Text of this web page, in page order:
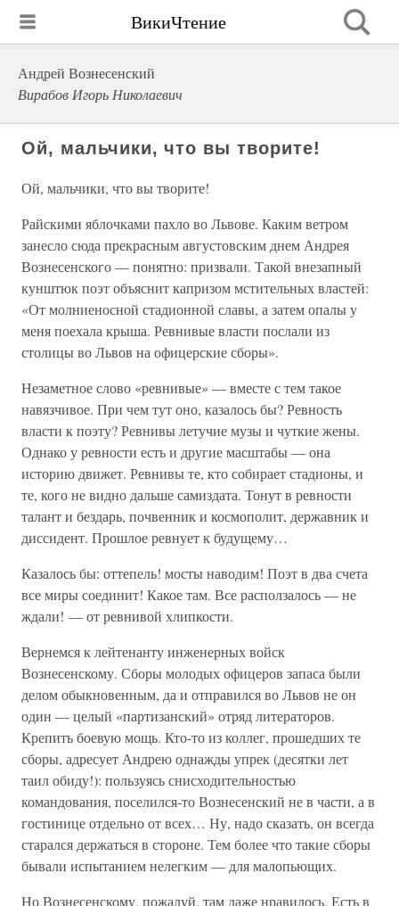
ВикиЧтение
Андрей Вознесенский
Вирабов Игорь Николаевич
Ой, мальчики, что вы творите!
Ой, мальчики, что вы творите!
Райскими яблочками пахло во Львове. Каким ветром
занесло сюда прекрасным августовским днем Андрея
Вознесенского — понятно: призвали. Такой внезапный
кунштюк поэт объяснит капризом мстительных властей:
«От молниеносной стадионной славы, а затем опалы у
меня поехала крыша. Ревнивые власти послали из
столицы во Львов на офицерские сборы».
Незаметное слово «ревнивые» — вместе с тем такое
навязчивое. При чем тут оно, казалось бы? Ревность
власти к поэту? Ревнивы летучие музы и чуткие жены.
Однако у ревности есть и другие масштабы — она
историю движет. Ревнивы те, кто собирает стадионы, и
те, кого не видно дальше самиздата. Тонут в ревности
талант и бездарь, почвенник и космополит, державник и
диссидент. Прошлое ревнует к будущему…
Казалось бы: оттепель! мосты наводим! Поэт в два счета
все миры соединит! Какое там. Все расползалось — не
ждали! — от ревнивой хлипкости.
Вернемся к лейтенанту инженерных войск
Вознесенскому. Сборы молодых офицеров запаса были
делом обыкновенным, да и отправился во Львов не он
один — целый «партизанский» отряд литераторов.
Крепить боевую мощь. Кто-то из коллег, прошедших те
сборы, адресует Андрею однажды упрек (десятки лет
таил обиду!): пользуясь снисходительностью
командования, поселился-то Вознесенский не в части, а в
гостинице отдельно от всех… Ну, надо сказать, он всегда
старался держаться в стороне. Тем более что такие сборы
бывали испытанием нелегким — для малопьющих.
Но Вознесенскому, пожалуй, там даже нравилось. Есть в